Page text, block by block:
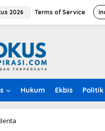
2026 Terms of Service
Hukum Ekbis Politik